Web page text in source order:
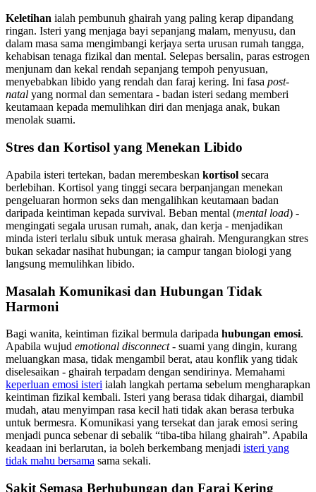
Keletihan ialah pembunuh ghairah yang paling kerap dipandang
ringan. Isteri yang menjaga bayi sepanjang malam, menyusu, dan
dalam masa sama mengimbangi kerjaya serta urusan rumah tangga,
kehabisan tenaga fizikal dan mental. Selepas bersalin, paras estrogen
menjunam dan kekal rendah sepanjang tempoh penyusuan,
menyebabkan libido yang rendah dan faraj kering. Ini fasa post-
natal yang normal dan sementara - badan isteri sedang memberi
keutamaan kepada memulihkan diri dan menjaga anak, bukan
menolak suami.
Stres dan Kortisol yang Menekan Libido
Apabila isteri tertekan, badan merembeskan kortisol secara
berlebihan. Kortisol yang tinggi secara berpanjangan menekan
pengeluaran hormon seks dan mengalihkan keutamaan badan
daripada keintiman kepada survival. Beban mental (mental load) -
mengingati segala urusan rumah, anak, dan kerja - menjadikan
minda isteri terlalu sibuk untuk merasa ghairah. Mengurangkan stres
bukan sekadar nasihat hubungan; ia campur tangan biologi yang
langsung memulihkan libido.
Masalah Komunikasi dan Hubungan Tidak
Harmoni
Bagi wanita, keintiman fizikal bermula daripada hubungan emosi.
Apabila wujud emotional disconnect- suami yang dingin, kurang
meluangkan masa, tidak mengambil berat, atau konflik yang tidak
diselesaikan - ghairah terpadam dengan sendirinya. Memahami
keperluan emosi isteri ialah langkah pertama sebelum mengharapkan
keintiman fizikal kembali. Isteri yang berasa tidak dihargai, diambil
mudah, atau menyimpan rasa kecil hati tidak akan berasa terbuka
untuk bermesra. Komunikasi yang tersekat dan jarak emosi sering
menjadi punca sebenar di sebalik “tiba-tiba hilang ghairah”. Apabila
keadaan ini berlarutan, ia boleh berkembang menjadi isteri yang
tidak mahu bersama sama sekali.
Sakit Semasa Berhubungan dan Faraj Kering